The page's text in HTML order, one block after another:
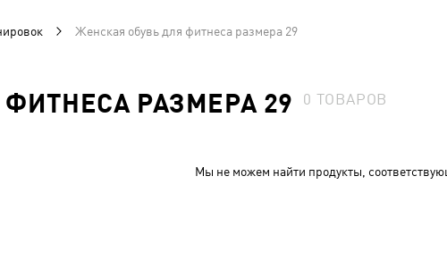
Женская обувь для фитнеса размера 29
РАЗМЕРА 29 0 ТОВАРОВ
Мы не можем найти продукты,